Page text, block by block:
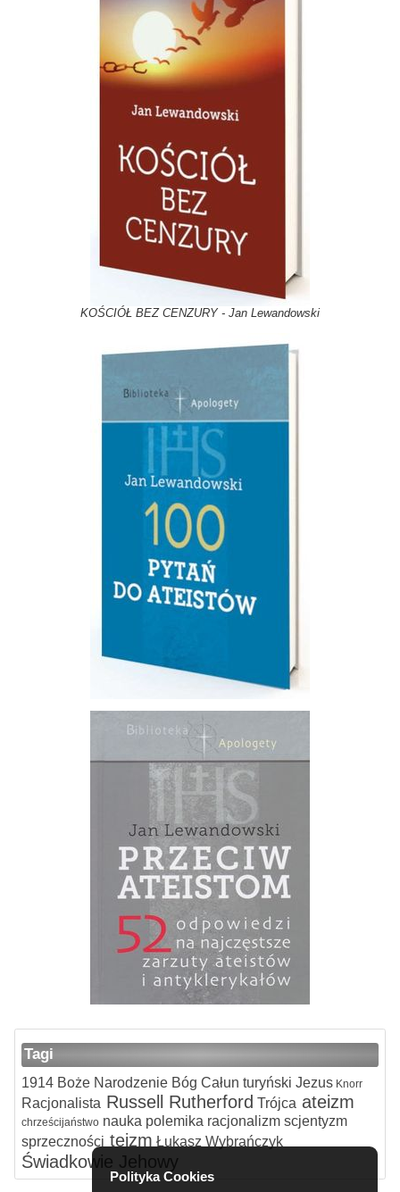
KOŚCIÓŁ BEZ CENZURY - Jan Lewandowski
Tagi
1914Boże NarodzenieBóg Całun turyński JezusKnorr
Racjonalista Russell Rutherford Trójca ateizm
chrześcijaństwonauka polemika racjonalizmscjentyzm
sprzeczności teizm Łukasz Wybrańczyk
Świadkowie Jehowy
Polityka Cookies